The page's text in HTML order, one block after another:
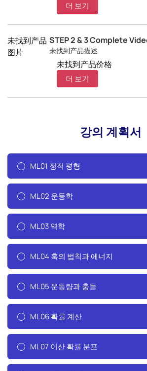
더 보기
未找到产品
图片
STEP 2 & 3 Complete
未找到产品描述
未找到产品价格
더 보기
강의 계획서
ML01 정적 평형
ML02 운동학
ML03 역학
ML04 훅의 법칙과 에너지
ML05 운동량과 충돌
ML06 확률 계산
ML07 이산 확률 분포